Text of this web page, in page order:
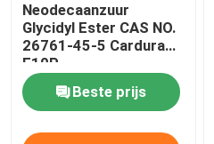
Neodecaanzuur
Glycidyl Ester CAS NO.
26761-45-5 Cardura
E10P
Beste prijs